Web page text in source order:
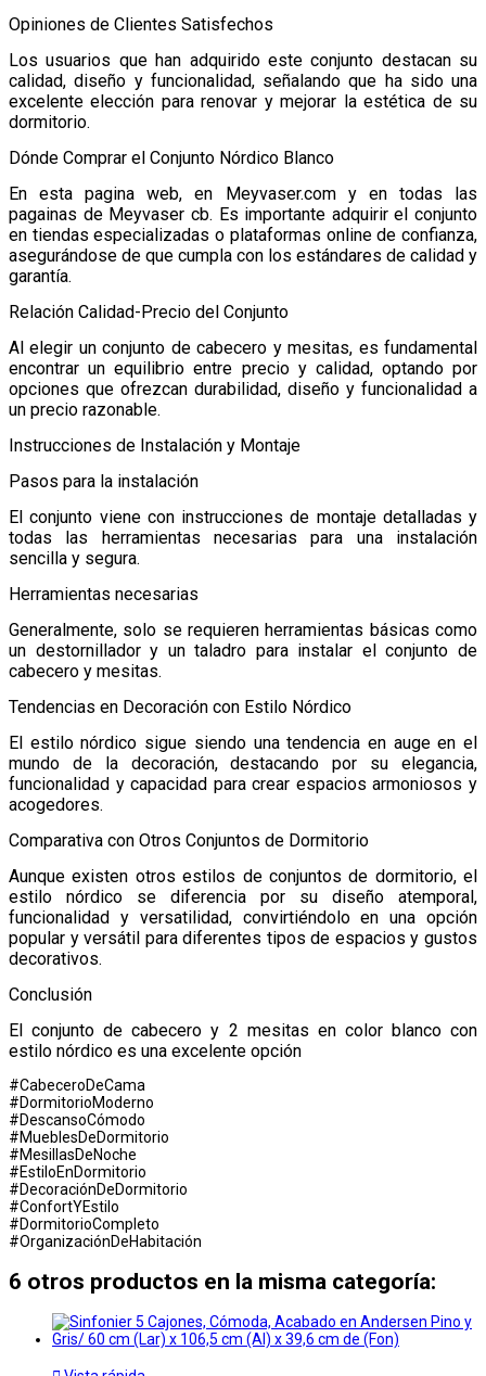
Opiniones de Clientes Satisfechos
Los usuarios que han adquirido este conjunto destacan su
calidad, diseño y funcionalidad, señalando que ha sido una
excelente elección para renovar y mejorar la estética de su
dormitorio.
Dónde Comprar el Conjunto Nórdico Blanco
En esta pagina web, en Meyvaser.com y en todas las
pagainas de Meyvaser cb. Es importante adquirir el conjunto
en tiendas especializadas o plataformas online de confianza,
asegurándose de que cumpla con los estándares de calidad y
garantía.
Relación Calidad-Precio del Conjunto
Al elegir un conjunto de cabecero y mesitas, es fundamental
encontrar un equilibrio entre precio y calidad, optando por
opciones que ofrezcan durabilidad, diseño y funcionalidad a
un precio razonable.
Instrucciones de Instalación y Montaje
Pasos para la instalación
El conjunto viene con instrucciones de montaje detalladas y
todas las herramientas necesarias para una instalación
sencilla y segura.
Herramientas necesarias
Generalmente, solo se requieren herramientas básicas como
un destornillador y un taladro para instalar el conjunto de
cabecero y mesitas.
Tendencias en Decoración con Estilo Nórdico
El estilo nórdico sigue siendo una tendencia en auge en el
mundo de la decoración, destacando por su elegancia,
funcionalidad y capacidad para crear espacios armoniosos y
acogedores.
Comparativa con Otros Conjuntos de Dormitorio
Aunque existen otros estilos de conjuntos de dormitorio, el
estilo nórdico se diferencia por su diseño atemporal,
funcionalidad y versatilidad, convirtiéndolo en una opción
popular y versátil para diferentes tipos de espacios y gustos
decorativos.
Conclusión
El conjunto de cabecero y 2 mesitas en color blanco con
estilo nórdico es una excelente opción
#CabeceroDeCama
#DormitorioModerno
#DescansoCómodo
#MueblesDeDormitorio
#MesillasDeNoche
#EstiloEnDormitorio
#DecoraciónDeDormitorio
#ConfortYEstilo
#DormitorioCompleto
#OrganizaciónDeHabitación
6 otros productos en la misma categoría: